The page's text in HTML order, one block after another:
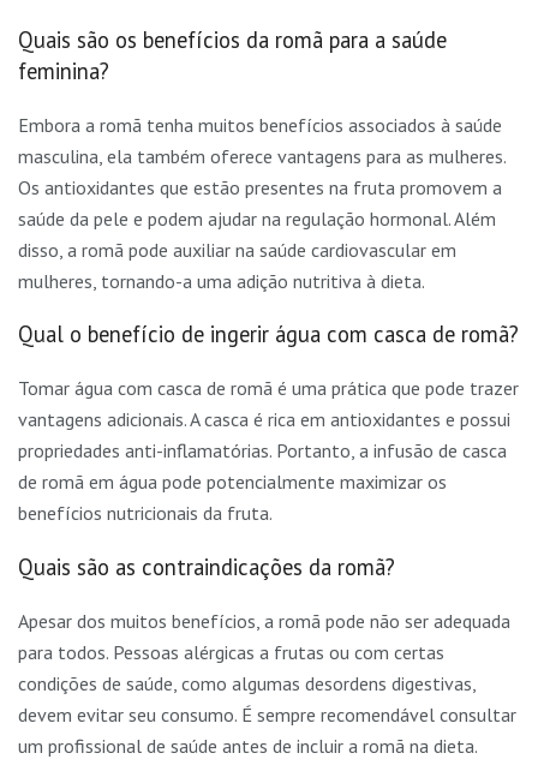
Quais são os benefícios da romã para a saúde
feminina?
Embora a romã tenha muitos benefícios associados à saúde
masculina, ela também oferece vantagens para as mulheres.
Os antioxidantes que estão presentes na fruta promovem a
saúde da pele e podem ajudar na regulação hormonal. Além
disso, a romã pode auxiliar na saúde cardiovascular em
mulheres, tornando-a uma adição nutritiva à dieta.
Qual o benefício de ingerir água com casca de romã?
Tomar água com casca de romã é uma prática que pode trazer
vantagens adicionais. A casca é rica em antioxidantes e possui
propriedades anti-inflamatórias. Portanto, a infusão de casca
de romã em água pode potencialmente maximizar os
benefícios nutricionais da fruta.
Quais são as contraindicações da romã?
Apesar dos muitos benefícios, a romã pode não ser adequada
para todos. Pessoas alérgicas a frutas ou com certas
condições de saúde, como algumas desordens digestivas,
devem evitar seu consumo. É sempre recomendável consultar
um profissional de saúde antes de incluir a romã na dieta.